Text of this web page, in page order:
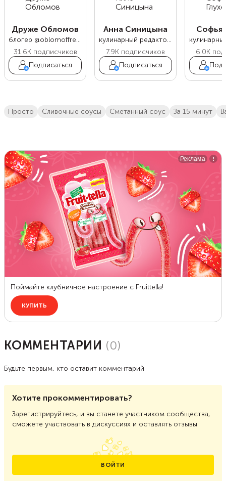
Друже Обломов
блогер @oblomoffrecipe
31.6Kподписчиков
Подписаться
Анна Синицына
кулинарный редактор Food.ru
7.9K подписчиков
Подписаться
Софья
6.0K
просто сливочные соусы Сметанный соус за 15 минут
КОММЕНТАРИИ (0)
Будьте первым, кто оставит комментарий
Хотите прокомментировать?
Зарегистрируйтесь, и вы станете участником сообщества,
сможете участвовать в дискуссиях и оставлять отзывы
ВОЙТИ